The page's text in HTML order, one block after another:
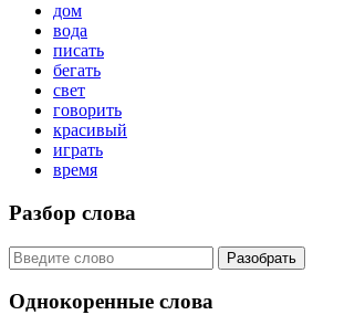
дом
вода
писать
бегать
свет
говорить
красивый
играть
время
Разбор слова
Разобрать
Однокоренные слова